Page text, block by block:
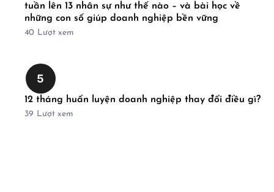
tuần lên 13 nhân sự như thế nào – và bài học về
những con số giúp doanh nghiệp bền vững
40 Lượt xem
5
12 tháng huấn luyện doanh nghiệp thay đổi điều gì?
39 Lượt xem